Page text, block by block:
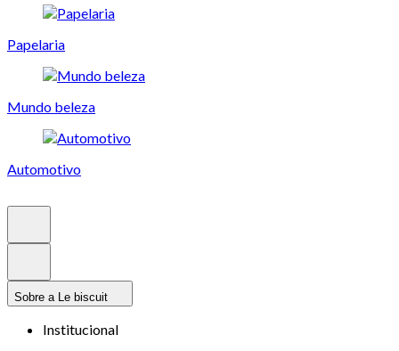
Papelaria
Mundo beleza
Automotivo
Sobre a Le biscuit
Institucional